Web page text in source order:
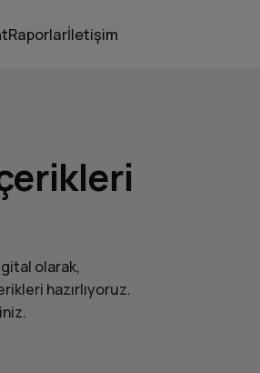
Raporlarİletişim
olarak,
hazırlıyoruz.